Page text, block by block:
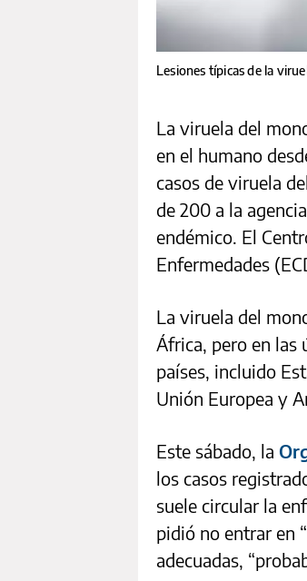
Lesiones típicas de la
La viruela del
en el humano
casos de viruela
de 200 a la
endémico. El
Enfermedades
La viruela del
África, pero en las
países, incluido
Unión Europea y
Este sábado, la
los casos
suele circular la
pidió no entrar en
adecuadas,